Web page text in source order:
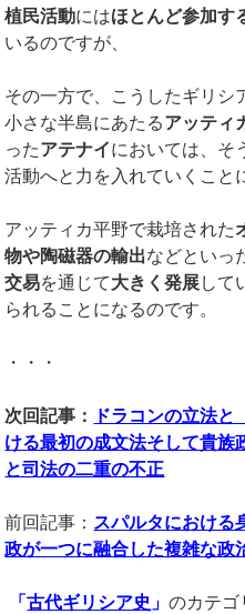
植民活動にはほとんど参加す
いるのですが、
その一方で、こうしたギリシ
小さな半島にあたるアッティ
ったアテナイにおいては、そ
活動へと力を入れていくこと
アッティカ平野で栽培された
物や陶磁器の輸出などといっ
交易を通じて大きく発展して
られることになるのです。
・・・
次回記事：
ドラコンの立法
ける最初の成文法そして貴族
と司法の二重の不正
前回記事： スパルタにおける
政が一つに融合した複雑な政
「古代ギリシア史 」のカテゴ